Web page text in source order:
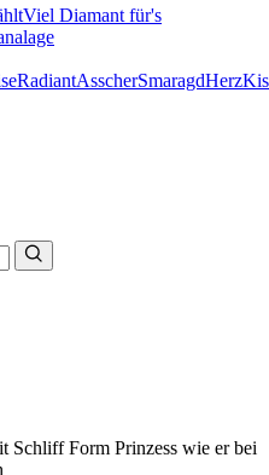
Viel Diamant für's
RadiantAsscherSmaragdHerz